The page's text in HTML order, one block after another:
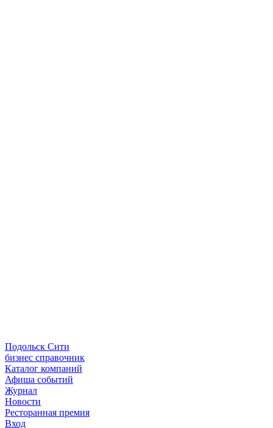
Подольск Сити
бизнес справочник
Каталог компаний
Афиша событий
Журнал
Новости
Ресторанная премия
Вход